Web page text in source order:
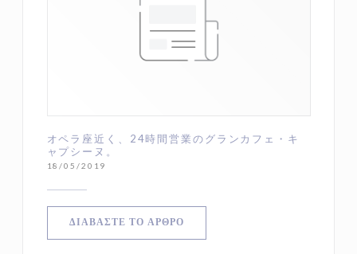
オペラ座近く、24時間営業のグランカフェ・キ
ャプシーヌ。
18/05/2019
ΔΙΑΒΆΣΤΕ ΤΟ ΆΡΘΡΟ((ΑΝΟΊΓΕΙ ΣΕ ΝΈΟ ΠΑΡΆΘΥΡΟ))